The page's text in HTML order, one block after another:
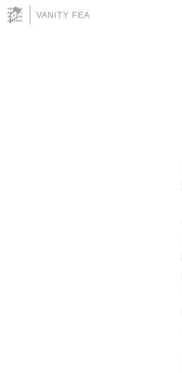
VANITY FEA